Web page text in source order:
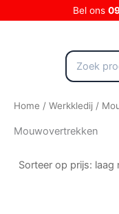
naar
Bel ons
Zoeken
naar:
Home / Werkkledij /
Mouwovertrekken